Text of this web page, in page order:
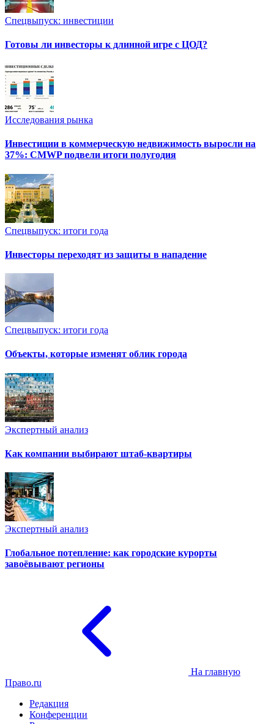
Спецвыпуск: инвестиции
Готовы ли инвесторы к длинной игре с ЦОД?
Исследования рынка
Инвестиции в коммерческую недвижимость выросли на
37%: CMWP подвели итоги полугодия
Спецвыпуск: итоги года
Инвесторы переходят из защиты в нападение
Спецвыпуск: итоги года
Объекты, которые изменят облик города
Экспертный анализ
Как компании выбирают штаб-квартиры
Экспертный анализ
Глобальное потепление: как городские курорты
завоёвывают регионы
На главную
Право.ru
Редакция
Конференции